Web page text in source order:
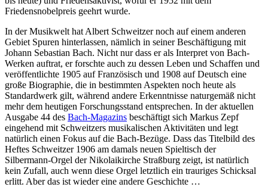
Friedensnobelpreis geehrt wurde.
In der Musikwelt hat Albert Schweitzer noch auf einem anderen
Gebiet Spuren hinterlassen, nämlich in seiner Beschäftigung mit
Johann Sebastian Bach. Nicht nur dass er als Interpret von Bach-
Werken auftrat, er forschte auch zu dessen Leben und Schaffen und
veröffentlichte 1905 auf Französisch und 1908 auf Deutsch eine
große Biographie, die in bestimmten Aspekten noch heute als
Standardwerk gilt, während andere Erkenntnisse naturgemäß nicht
mehr dem heutigen Forschungsstand entsprechen. In der aktuellen
Ausgabe 44 des Bach-Magazins beschäftigt sich Markus Zepf
eingehend mit Schweitzers musikalischen Aktivitäten und legt
natürlich einen Fokus auf die Bach-Bezüge. Dass das Titelbild des
Heftes Schweitzer 1906 am damals neuen Spieltisch der
Silbermann-Orgel der Nikolaikirche Straßburg zeigt, ist natürlich
kein Zufall, auch wenn diese Orgel letztlich ein trauriges Schicksal
erlitt. Aber das ist wieder eine andere Geschichte …